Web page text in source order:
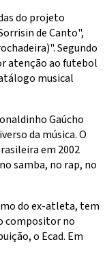
do projeto
de Canto",
Segundo
atenção ao futebol
musical
Gaúcho
da música. O
em 2002
samba, no rap, no
do ex-atleta, tem
compositor no
o Ecad. Em